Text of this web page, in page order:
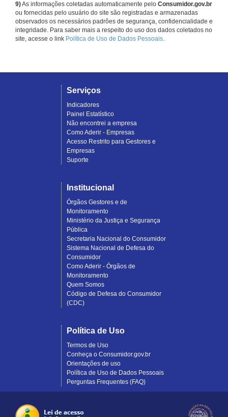
9)As informações coletadas automaticamente pelo Consumidor.gov.br
ou fornecidas pelo usuário do site são registradas e armazenadas
observados os necessários padrões de segurança, confidencialidade e
integridade. Para saber mais a respeito do uso dos dados coletados no
site, acesse o link Política de Uso de Dados Pessoais.
Serviços
Indicadores
Painel Estatístico
Não encontrei a empresa
Como Aderir - Empresas
Acesso Restrito para Gestores e
Empresas
Suporte
Institucional
Órgãos Gestores e de
Monitoramento
Ministério da Justiça e Segurança
Pública
Secretaria Nacional do Consumidor
Sistema Nacional de Defesa do
Consumidor
Como Aderir - Órgãos de
Monitoramento
Quem Somos
Código de Defesa do Consumidor
(CDC)
Política de Uso
Termos de Uso
Conheça o Consumidor.gov.br
Orientações de uso
Política de Uso de Dados Pessoais
Perguntas Frequentes (FAQ)